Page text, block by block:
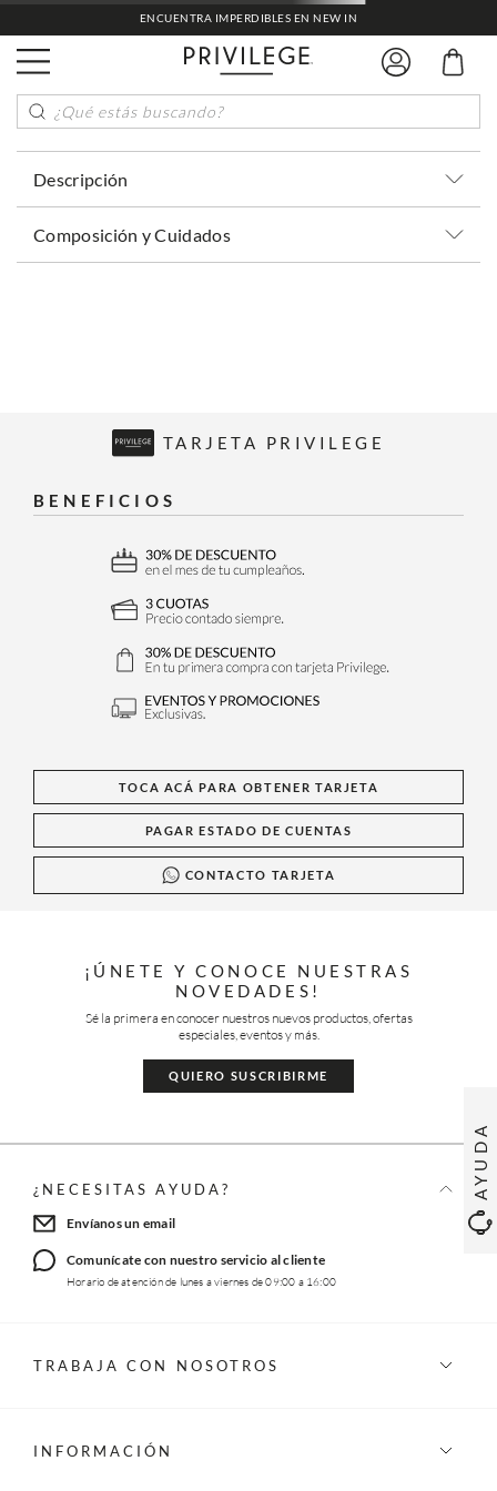
AYUDA
ENCUENTRA IMPERDIBLES EN NEW IN
¿Qué estás buscando?
Descripción
Composición y Cuidados
TARJETA PRIVILEGE
BENEFICIOS
TOCA ACÁ PARA OBTENER TARJETA
PAGAR ESTADO DE CUENTAS
CONTACTO TARJETA
¡ÚNETE Y CONOCE NUESTRAS
NOVEDADES!
Sé la primera en conocer nuestros nuevos productos, ofertas
especiales, eventos y más.
QUIERO SUSCRIBIRME
¿NECESITAS AYUDA?
Envíanos un email
Comunícate con nuestro servicio al cliente
Horario de atención de lunes a viernes de 09:00 a 16:00
TRABAJA CON NOSOTROS
INFORMACIÓN